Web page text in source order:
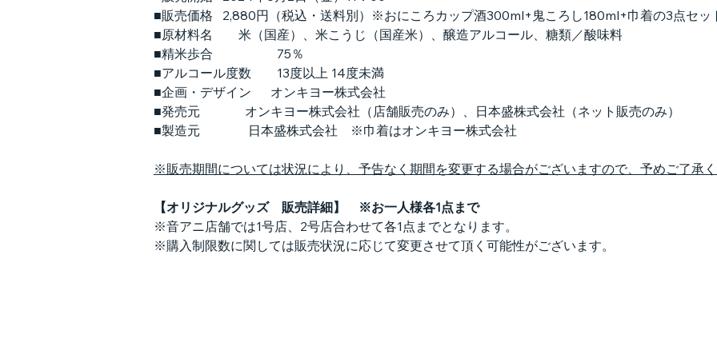
■販売価格   2,880円（税込・送料別）※おにころカップ酒300ml+鬼ころし180ml+巾着の3点セッ
■原材料名　　米（国産）、米こうじ（国産米）、醸造アルコール、糖類／酸味料
■精米歩合　　　　　75％
■アルコール度数　　13度以上 14度未満
■企画・デザイン　  オンキヨー株式会社
■発売元　      　オンキヨー株式会社（店舗販売のみ）、日本盛株式会社（ネット販売のみ）
■製造元     　　  日本盛株式会社　※巾着はオンキヨー株式会社
※販売期間については状況により、予告なく期間を変更する場合がございますので、予めご了承く
【オリジナルグッズ　販売詳細】　※お一人様各1点まで
※音アニ店舗では1号店、2号店合わせて各1点までとなります。
※購入制限数に関しては販売状況に応じて変更させて頂く可能性がございます。